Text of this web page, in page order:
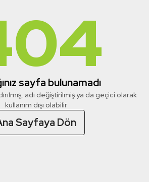
sayfa bulunamadı
adı değiştirilmiş ya da geçici olarak
kullanım dışı olabilir
Sayfaya Dön